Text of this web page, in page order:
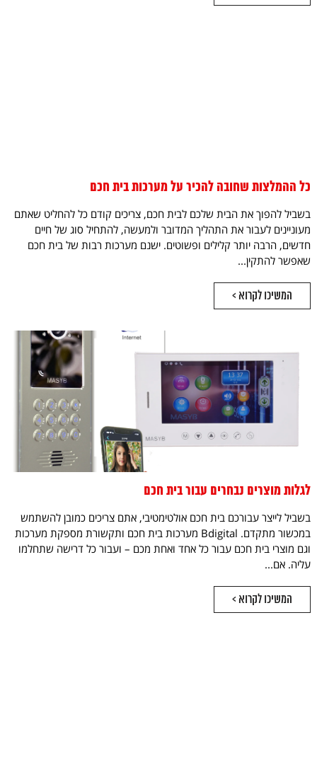
כל ההמלצות שחובה להכיר על מערכות בית חכם
בשביל להפוך את הבית שלכם לבית חכם, צריכים קודם כל להחליט שאתם
מעוניינים לעבור את התהליך המדובר ולמעשה, להתחיל סוג של חיים
חדשים, הרבה יותר קלילים ופשוטים. ישנם מערכות רבות של בית חכם
שאפשר להתקין...
המשיכו לקרוא >
לגלות מוצרים נבחרים עבור בית חכם
בשביל לייצר עבורכם בית חכם אולטימטיבי, אתם צריכים כמובן להשתמש
במכשור מתקדם. Bdigital מערכות בית חכם ותקשורת מספקת מערכות
וגם מוצרי בית חכם עבור כל אחד ואחת מכם – ועבור כל דרישה שתחלמו
עליה. אם...
המשיכו לקרוא >